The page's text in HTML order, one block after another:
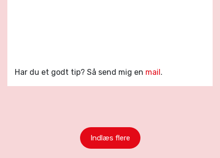
Har du et godt tip? Så send mig en mail.
Indlæs flere